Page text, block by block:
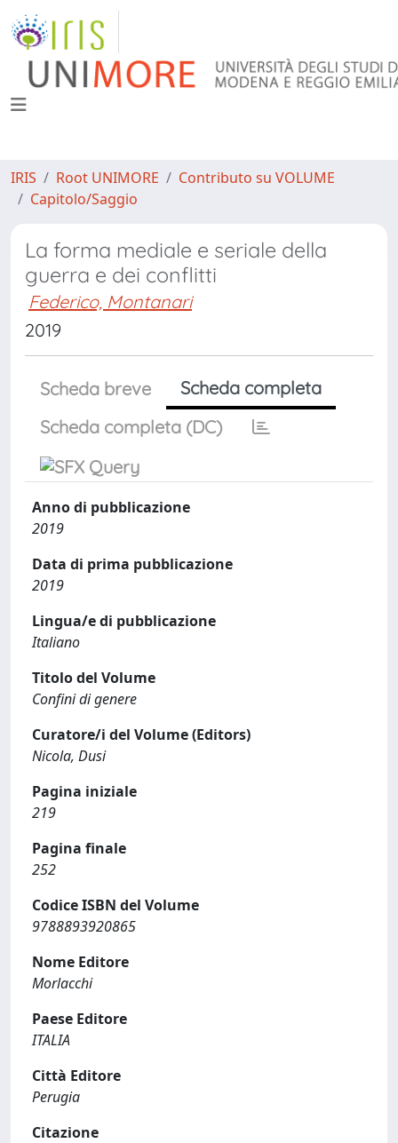
IRIS Root UNIMORE
Contributo su VOLUME
Capitolo/Saggio
La forma mediale e seriale della
guerra e dei conflitti
Federico, Montanari
2019
Scheda breve
Scheda completa
Scheda completa (DC)
Anno di pubblicazione
2019
Data di prima pubblicazione
2019
Lingua/e di pubblicazione
Italiano
Titolo del Volume
Confini di genere
Curatore/i del Volume (Editors)
Nicola, Dusi
Pagina iniziale
219
Pagina finale
252
Codice ISBN del Volume
9788893920865
Nome Editore
Morlacchi
Paese Editore
ITALIA
Città Editore
Perugia
Citazione